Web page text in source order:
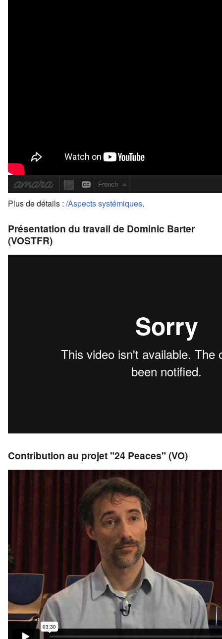
Plus de détails : /Aspects systémiques.
Présentation du travail de Dominic Barter
(VOSTFR)
Contribution au projet "24 Peaces" (VO)